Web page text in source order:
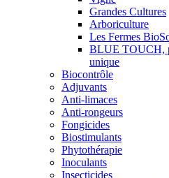
Grandes Cultures
Arboriculture
Les Fermes
BLUE TOUCH,
unique
Biocontrôle
Adjuvants
Anti-limaces
Anti-rongeurs
Fongicides
Biostimulants
Phytothérapie
Inoculants
Insecticides